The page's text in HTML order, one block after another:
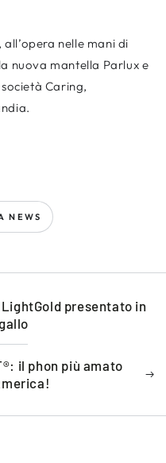
nelle mani di
nuova mantella Parlux e
Caring,
NEWS
presentato in
il phon più amato